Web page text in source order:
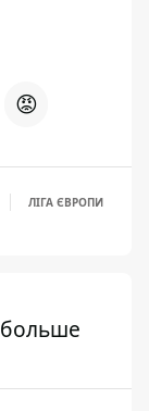
😡
ЛІГА ЄВРОПИ